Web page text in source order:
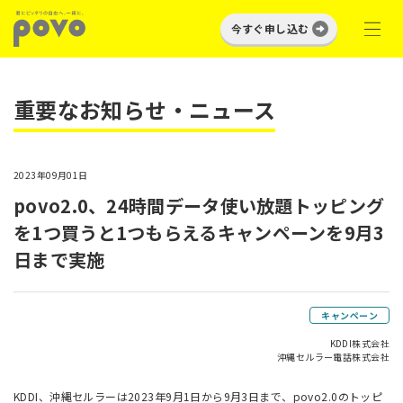
今すぐ申し込む
重要なお知らせ・ニュース
2023年09月01日
povo2.0、24時間データ使い放題トッピング
を1つ買うと1つもらえるキャンペーンを9月3
日まで実施
キャンペーン
KDDI株式会社
沖縄セルラー電話株式会社
KDDI、沖縄セルラーは2023年9月1日から9月3日まで、povo2.0のトッピ